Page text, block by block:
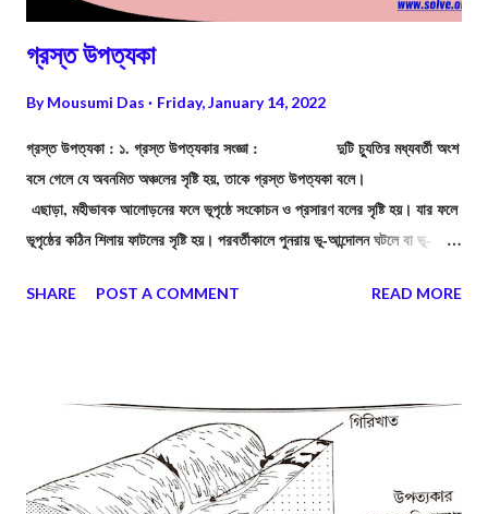
গ্রস্ত উপত্যকা
ByMousumi Das Friday, January 14, 2022
গ্রস্ত উপত্যকা : ১. গ্রস্ত উপত্যকার সংজ্ঞা : দুটি চ্যুতির মধ্যবর্তী অংশ
বসে গেলে যে অবনমিত অঞ্চলের সৃষ্টি হয়, তাকে গ্রস্ত উপত্যকা বলে।
এছাড়া, মহীভাবক আলোড়নের ফলে ভূপৃষ্ঠে সংকোচন ও প্রসারণ বলের সৃষ্টি হয়। যার ফলে
ভূপৃষ্ঠের কঠিন শিলায় ফাটলের সৃষ্টি হয়। পরবর্তীকালে পুনরায় ভূ-আন্দোলন ঘটলে বা ভূ-
বিচ্ছিন্ন হয়ে পড়ে, একে চ্যুতি বলে। সংনমন বল বৃদ্ধি পেলে দুটি চ্যুতির মাঝের অংশ
SHARE POST A COMMENT READ MORE